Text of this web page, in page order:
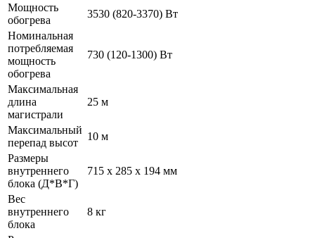
Мощность
обогрева
3530 (820-3370) Вт
Номинальная
потребляемая
мощность
обогрева
730 (120-1300) Вт
Максимальная
длина
магистрали
25 м
Максимальный
перепад высот
10 м
Размеры
внутреннего
блока (Д*В*Г)
715 x 285 x 194 мм
Вес
внутреннего
блока
8 кг